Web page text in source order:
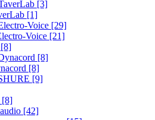
[3]
[1]
Voice [29]
Voice [21]
[8]
[8]
[8]
[9]
[8]
[42]